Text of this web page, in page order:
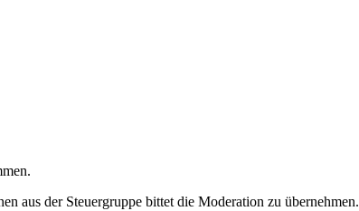
aus der Steuergruppe bittet die Moderation zu übernehmen.